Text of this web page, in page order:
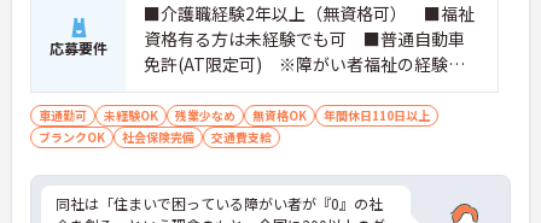
応募要件
■介護職経験2年以上（無資格可） ■福祉
資格有る方は未経験でも可 ■普通自動車
免許(AT限定可) ※障がい者福祉の経験は
不問です。※初任者研修資格 ヘルパー2級以
上の方、実務経験2年以上の方、障がい者福
祉に関する経験をお持ちの方大歓迎
車通勤可 未経験OK 残業少なめ 無資格OK
年間休日110日以上
ブランクOK
社会保険完備 交通費支給
同社は「住まいで困っている障がい者が『0』の社